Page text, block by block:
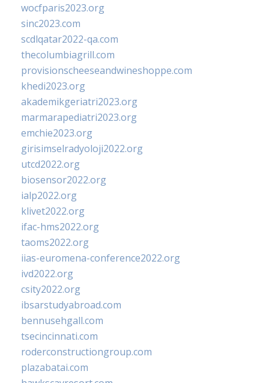
wocfparis2023.org
sinc2023.com
scdlqatar2022-qa.com
thecolumbiagrill.com
provisionscheeseandwineshoppe.com
khedi2023.org
akademikgeriatri2023.org
marmarapediatri2023.org
emchie2023.org
girisimselradyoloji2022.org
utcd2022.org
biosensor2022.org
ialp2022.org
klivet2022.org
ifac-hms2022.org
taoms2022.org
iias-euromena-conference2022.org
ivd2022.org
csity2022.org
ibsarstudyabroad.com
bennusehgall.com
tsecincinnati.com
roderconstructiongroup.com
plazabatai.com